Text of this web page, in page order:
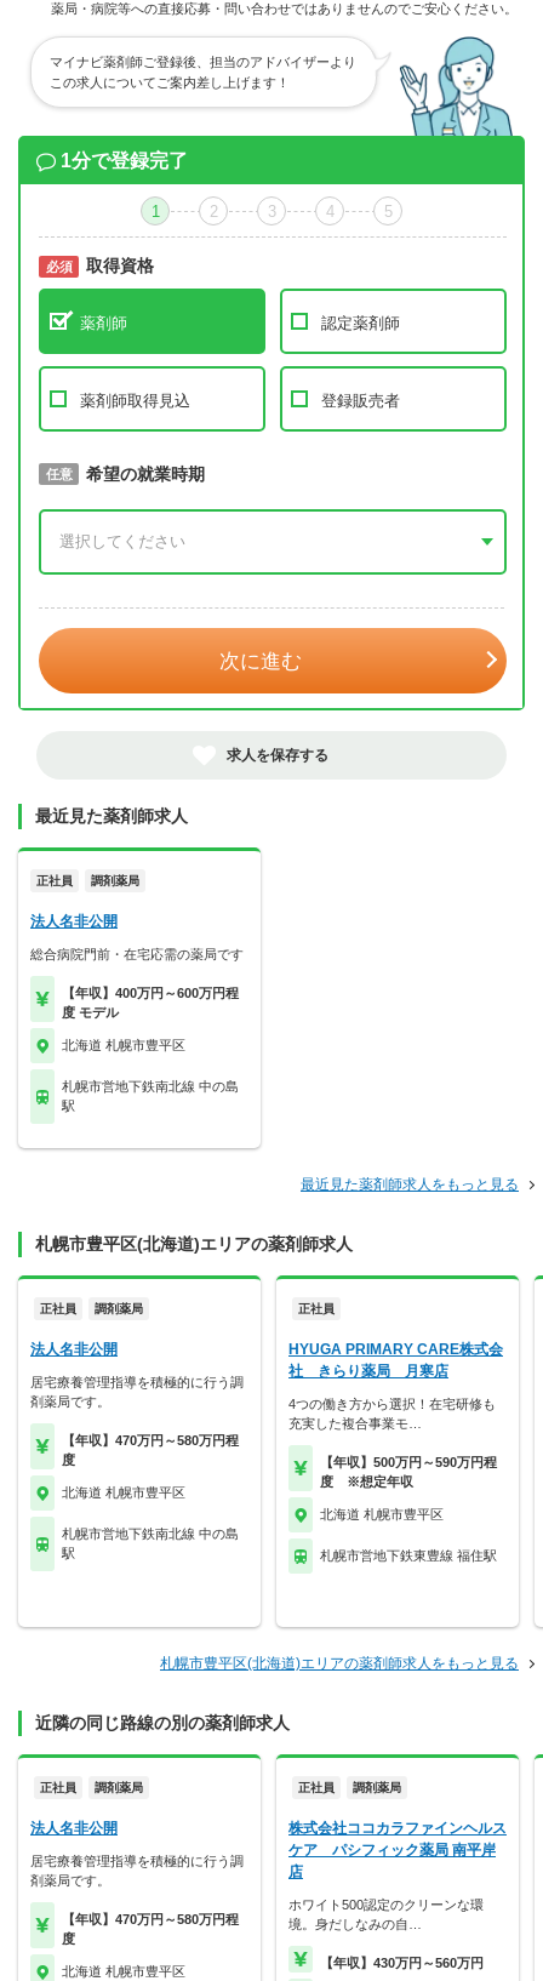
薬局・病院等への直接応募・問い合わせではありませんのでご安心ください。
マイナビ薬剤師ご登録後、担当のアドバイザーより
この求人についてご案内差し上げます！
1分で登録完了
1 2 3 4 5
必須 取得資格
薬剤師 認定薬剤師
薬剤師取得見込 登録販売者
必須 取得予定年
任意 希望の就業時期
次に進む
求人を保存する
最近見た薬剤師求人
正社員 調剤薬局
法人名非公開
総合病院門前・在宅応需の薬局です
【年収】400万円～600万円程
度 モデル
北海道 札幌市豊平区
札幌市営地下鉄南北線 中の島
駅
最近見た薬剤師求人をもっと見る
札幌市豊平区(北海道)エリアの薬剤師求人
正社員 調剤薬局
法人名非公開
居宅療養管理指導を積極的に行う調
剤薬局です。
【年収】470万円～580万円程
度
北海道 札幌市豊平区
札幌市営地下鉄南北線 中の島
駅
正社員
HYUGA PRIMARY CARE株式会
社 きらり薬局 月寒店
4つの働き方から選択！在宅研修も
充実した複合事業モ…
【年収】500万円～590万円程
度 ※想定年収
北海道 札幌市豊平区
札幌市営地下鉄東豊線 福住駅
札幌市豊平区(北海道)エリアの薬剤師求人をもっと見る
近隣の同じ路線の別の薬剤師求人
正社員 調剤薬局
法人名非公開
居宅療養管理指導を積極的に行う調
剤薬局です。
【年収】470万円～580万円程
度
北海道 札幌市豊平区
正社員 調剤薬局
株式会社ココカラファインヘルス
ケア パシフィック薬局 南平岸
店
ホワイト500認定のクリーンな環
境。身だしなみの自…
【年収】430万円～560万円